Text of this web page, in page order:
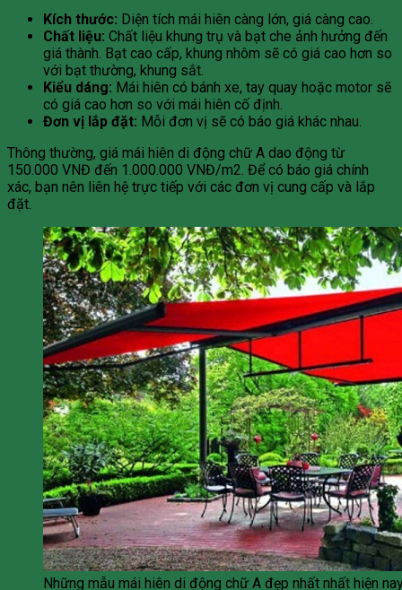
Kích thước: Diện tích mái hiên càng lớn, giá càng cao.
Chất liệu: Chất liệu khung trụ và bạt che ảnh hưởng đến
giá thành. Bạt cao cấp, khung nhôm sẽ có giá cao hơn so
với bạt thường, khung sắt.
Kiểu dáng: Mái hiên có bánh xe, tay quay hoặc motor sẽ
có giá cao hơn so với mái hiên cố định.
Đơn vị lắp đặt: Mỗi đơn vị sẽ có báo giá khác nhau.
Thông thường, giá mái hiên di động chữ A dao động từ
150.000 VNĐ đến 1.000.000 VNĐ/m2. Để có báo giá chính
xác, bạn nên liên hệ trực tiếp với các đơn vị cung cấp và lắp
đặt.
Những mẫu mái hiên di động chữ A đẹp nhất nhất hiện